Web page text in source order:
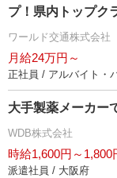
プ！県内トップク
ワールド交通株式会社
月給24万円～
正社員 / アルバイト・
大手製薬メーカー
WDB株式会社
時給1,600円～1,800
派遣社員 / 大阪府